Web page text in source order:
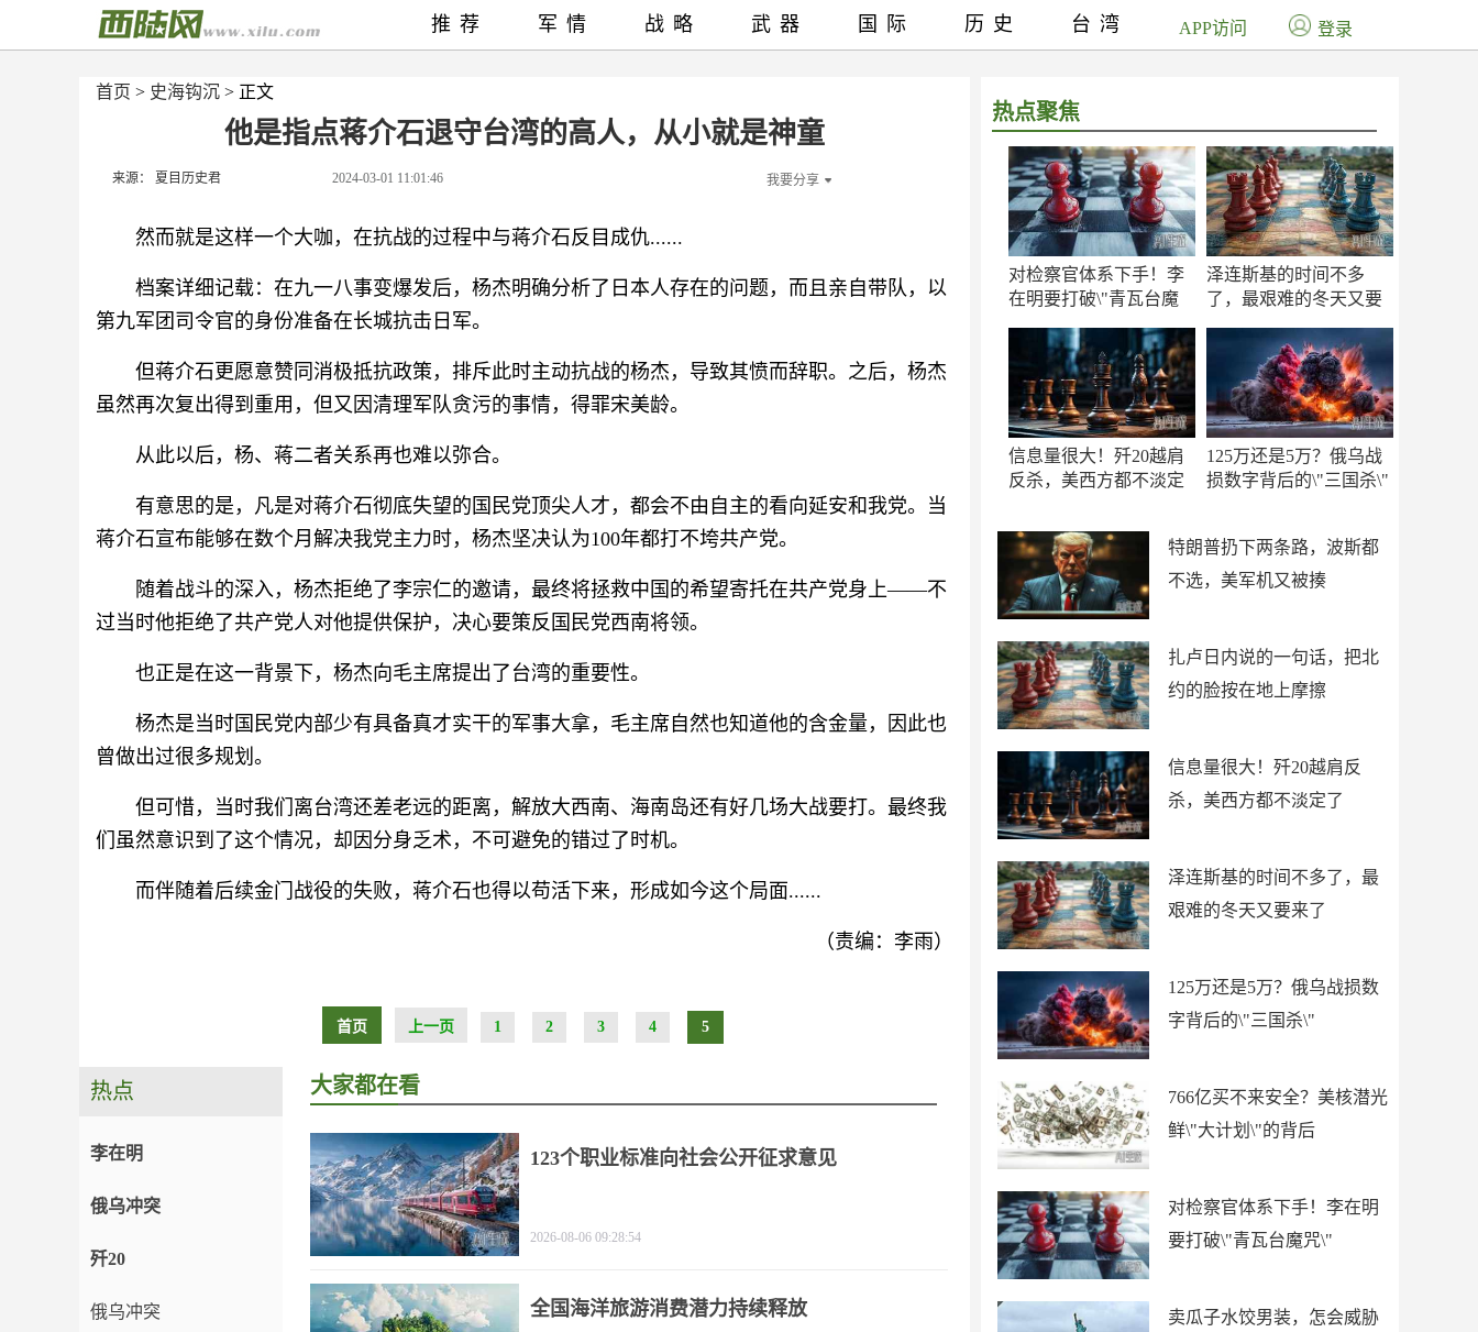
首页 > 史海钩沉 > 正文
他是指点蒋介石退守台湾的高人，从小就是神童
来源： 夏目历史君 2024-03-01 11:01:46 我要分享
然而就是这样一个大咖，在抗战的过程中与蒋介石反目成仇......
档案详细记载：在九一八事变爆发后，杨杰明确分析了日本人存在的问题，而且亲自带队，以
第九军团司令官的身份准备在长城抗击日军。
但蒋介石更愿意赞同消极抵抗政策，排斥此时主动抗战的杨杰，导致其愤而辞职。之后，杨杰
虽然再次复出得到重用，但又因清理军队贪污的事情，得罪宋美龄。
从此以后，杨、蒋二者关系再也难以弥合。
有意思的是，凡是对蒋介石彻底失望的国民党顶尖人才，都会不由自主的看向延安和我党。当
蒋介石宣布能够在数个月解决我党主力时，杨杰坚决认为100年都打不垮共产党。
随着战斗的深入，杨杰拒绝了李宗仁的邀请，最终将拯救中国的希望寄托在共产党身上——不
过当时他拒绝了共产党人对他提供保护，决心要策反国民党西南将领。
也正是在这一背景下，杨杰向毛主席提出了台湾的重要性。
杨杰是当时国民党内部少有具备真才实干的军事大拿，毛主席自然也知道他的含金量，因此也
曾做出过很多规划。
但可惜，当时我们离台湾还差老远的距离，解放大西南、海南岛还有好几场大战要打。最终我
们虽然意识到了这个情况，却因分身乏术，不可避免的错过了时机。
而伴随着后续金门战役的失败，蒋介石也得以苟活下来，形成如今这个局面......
（责编：李雨）
首页 上一页 1 2 3 4 5
热点聚焦
对检察官体系下手！李
在明要打破\"青瓦台魔
泽连斯基的时间不多
了，最艰难的冬天又要
信息量很大！歼20越肩
反杀，美西方都不淡定
125万还是5万？俄乌战
损数字背后的\"三国杀\"
特朗普扔下两条路，波斯都
不选，美军机又被揍
扎卢日内说的一句话，把北
约的脸按在地上摩擦
信息量很大！歼20越肩反
杀，美西方都不淡定了
泽连斯基的时间不多了，最
艰难的冬天又要来了
125万还是5万？俄乌战损数
字背后的\"三国杀\"
766亿买不来安全？美核潜光
鲜\"大计划\"的背后
对检察官体系下手！李在明
要打破\"青瓦台魔咒\"
卖瓜子水饺男装，怎会威胁
推荐 军情 战略 武器 国际 历史 台湾 APP访问 登录
热点
李在明
俄乌冲突
歼20
俄乌冲突
大家都在看
123个职业标准向社会公开征求意见
2026-08-06 09:28:54
全国海洋旅游消费潜力持续释放